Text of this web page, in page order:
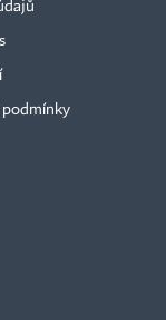
podmínky